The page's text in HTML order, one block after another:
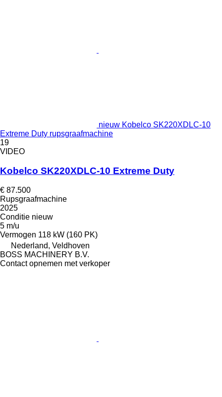
nieuw Kobelco SK220XDLC-10
Extreme Duty rupsgraafmachine
19
VIDEO
Kobelco SK220XDLC-10 Extreme Duty
€ 87.500
Rupsgraafmachine
2025
Conditie nieuw
5 m/u
Vermogen 118 kW (160 PK)
Nederland, Veldhoven
BOSS MACHINERY B.V.
Contact opnemen met verkoper